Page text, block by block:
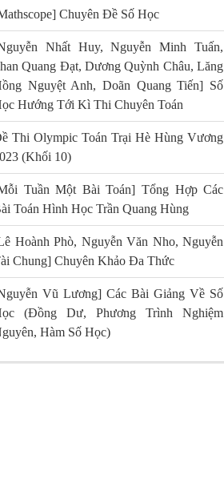
Chuyên Đề Số Học
Nhất Huy, Nguyễn Minh Tuấn,
Quang Đạt, Dương Quỳnh Châu, Lăng
Nguyệt Anh, Doãn Quang Tiến] Số
Hướng Tới Kì Thi Chuyên Toán
Thi Olympic Toán Trại Hè Hùng Vương
(Khối 10)
Tuần Một Bài Toán] Tổng Hợp Các
Toán Hình Học Trần Quang Hùng
Hoành Phò, Nguyễn Văn Nho, Nguyễn
Chung] Chuyên Khảo Đa Thức
Vũ Lương] Các Bài Giảng Về Số
(Đồng Dư, Phương Trình Nghiệm
Hàm Số Học)